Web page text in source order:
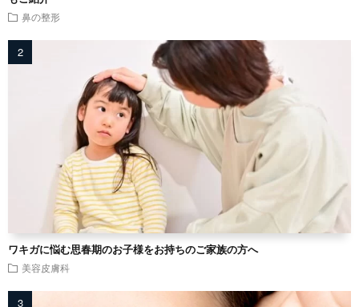
鼻の整形
ワキガに悩む思春期のお子様をお持ちのご家族の方へ
美容皮膚科